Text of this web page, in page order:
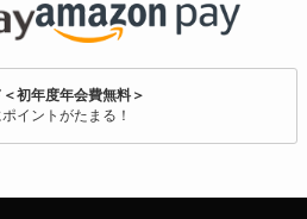
初年度年会費無料＞
イントがたまる！